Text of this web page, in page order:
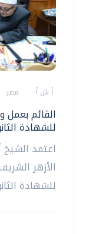
أ ش أ مصر
القائم بعمل
للشهادة
اعتمد
الأزهر
للشهادة